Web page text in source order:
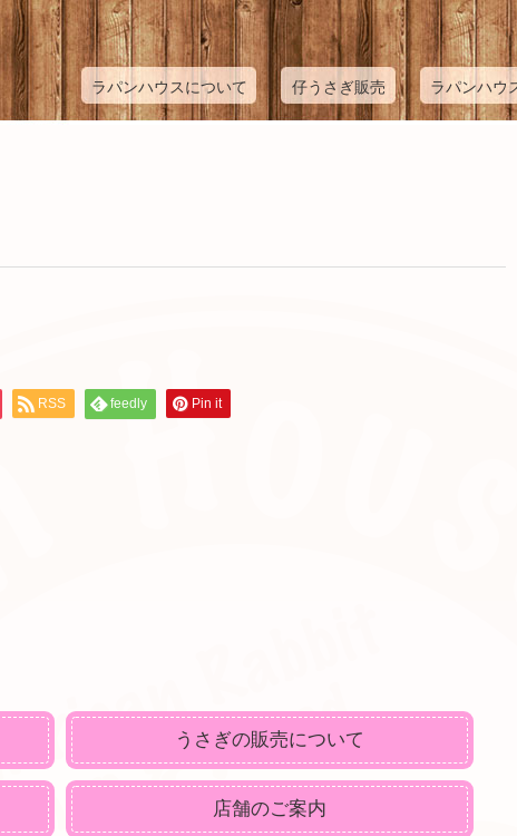
ラパンハウスについて 仔うさぎ販売 ラパンハウ
RSS feedly Pin it
うさぎの販売について
店舗のご案内